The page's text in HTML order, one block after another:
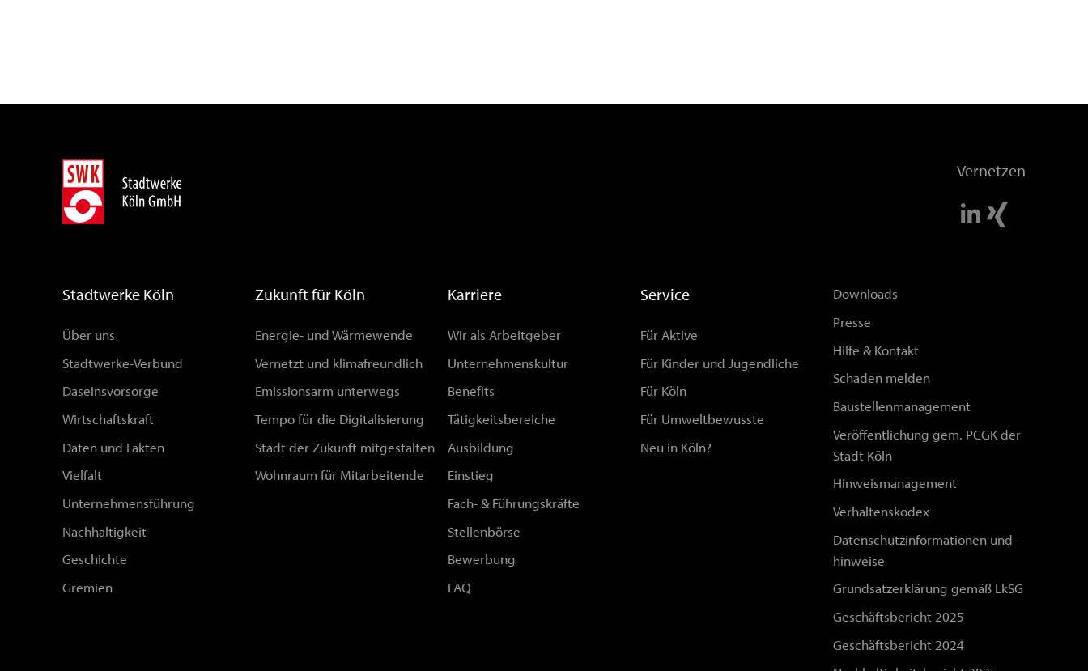
Vernetzen
Stadtwerke Köln
Über uns
Stadtwerke-Verbund
Daseinsvorsorge
Wirtschaftskraft
Daten und Fakten
Vielfalt
Unternehmensführung
Nachhaltigkeit
Geschichte
Gremien
Zukunft für Köln
Energie- und Wärmewende
Vernetzt und klimafreundlich
Emissionsarm unterwegs
Tempo für die Digitalisierung
Stadt der Zukunft mitgestalten
Wohnraum für Mitarbeitende
Karriere
Wir als Arbeitgeber
Unternehmenskultur
Benefits
Tätigkeitsbereiche
Ausbildung
Einstieg
Fach- & Führungskräfte
Stellenbörse
Bewerbung
FAQ
Service
Für Aktive
Für Kinder und Jugendliche
Für Köln
Für Umweltbewusste
Neu in Köln?
Downloads
Presse
Hilfe & Kontakt
Schaden melden
Baustellenmanagement
Veröffentlichung gem. PCGK der
Stadt Köln
Hinweismanagement
Verhaltenskodex
Datenschutzinformationen und -
hinweise
Grundsatzerklärung gemäß LkSG
Geschäftsbericht 2025
Geschäftsbericht 2024